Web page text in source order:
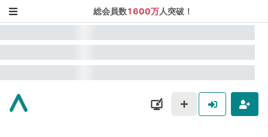
総会員数1600万人突破！